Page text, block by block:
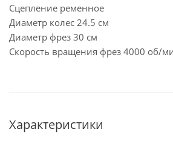
Сцепление ременное
Диаметр колес 24.5 см
Диаметр фрез 30 см
Скорость вращения фрез 4000 об/
Характеристики